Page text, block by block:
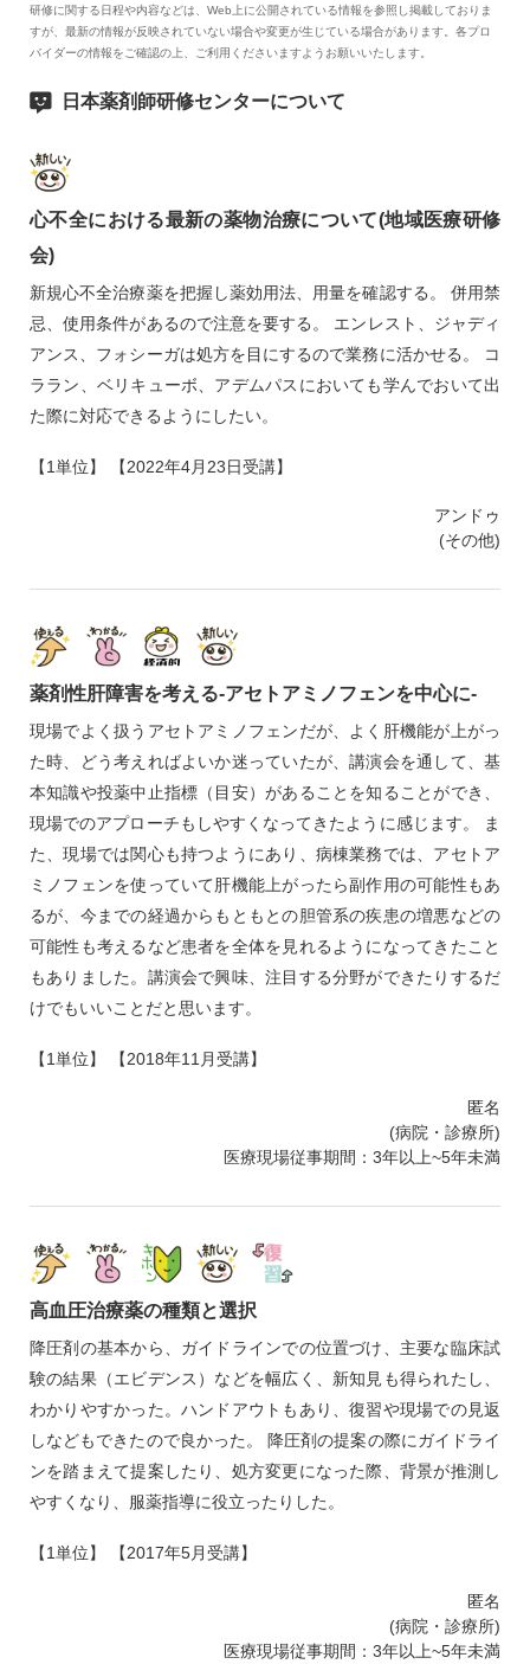
研修に関する日程や内容などは、Web上に公開されている情報を参照し掲載しておりま
すが、最新の情報が反映されていない場合や変更が生じている場合があります。各プロ
バイダーの情報をご確認の上、ご利用くださいますようお願いいたします。
日本薬剤師研修センターについて
心不全における最新の薬物治療について(地域医療研修
会)
新規心不全治療薬を把握し薬効用法、用量を確認する。 併用禁
忌、使用条件があるので注意を要する。 エンレスト、ジャディ
アンス、フォシーガは処方を目にするので業務に活かせる。 コ
ララン、ベリキューボ、アデムパスにおいても学んでおいて出
た際に対応できるようにしたい。
【1単位】 【2022年4月23日受講】
アンドゥ
(その他)
薬剤性肝障害を考える‐アセトアミノフェンを中心に‐
現場でよく扱うアセトアミノフェンだが、よく肝機能が上がっ
た時、どう考えればよいか迷っていたが、講演会を通して、基
本知識や投薬中止指標（目安）があることを知ることができ、
現場でのアプローチもしやすくなってきたように感じます。 ま
た、現場では関心も持つようにあり、病棟業務では、アセトア
ミノフェンを使っていて肝機能上がったら副作用の可能性もあ
るが、今までの経過からもともとの胆管系の疾患の増悪などの
可能性も考えるなど患者を全体を見れるようになってきたこと
もありました。講演会で興味、注目する分野ができたりするだ
けでもいいことだと思います。
【1単位】 【2018年11月受講】
匿名
(病院・診療所)
医療現場従事期間：3年以上~5年未満
高血圧治療薬の種類と選択
降圧剤の基本から、ガイドラインでの位置づけ、主要な臨床試
験の結果（エビデンス）などを幅広く、新知見も得られたし、
わかりやすかった。ハンドアウトもあり、復習や現場での見返
しなどもできたので良かった。 降圧剤の提案の際にガイドライ
ンを踏まえて提案したり、処方変更になった際、背景が推測し
やすくなり、服薬指導に役立ったりした。
【1単位】 【2017年5月受講】
匿名
(病院・診療所)
医療現場従事期間：3年以上~5年未満